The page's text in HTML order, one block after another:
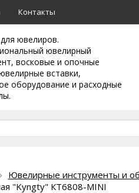
Контакты
ювелиров.
ювелирный
восковые и опочные
вставки,
оборудование и расходные
Ювелирные инструменты и
"Kyngty" КТ6808-MINI